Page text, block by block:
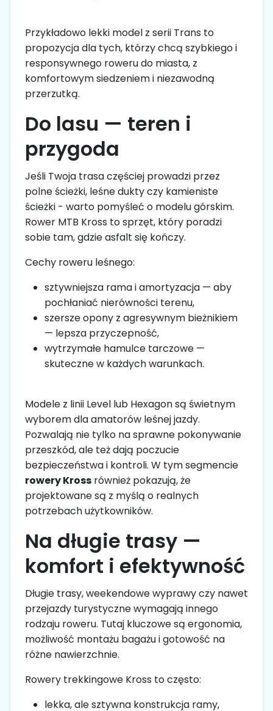
Przykładowo lekki model z serii Trans to
propozycja dla tych, którzy chcą szybkiego i
responsywnego roweru do miasta, z
komfortowym siedzeniem i niezawodną
przerzutką.
Do lasu — teren i
przygoda
Jeśli Twoja trasa częściej prowadzi przez
polne ścieżki, leśne dukty czy kamieniste
ścieżki - warto pomyśleć o modelu górskim.
Rower MTB Kross to sprzęt, który poradzi
sobie tam, gdzie asfalt się kończy.
Cechy roweru leśnego:
sztywniejsza rama i amortyzacja — aby
pochłaniać nierówności terenu,
szersze opony z agresywnym bieżnikiem
— lepsza przyczepność,
wytrzymałe hamulce tarczowe —
skuteczne w każdych warunkach.
Modele z linii Level lub Hexagon są świetnym
wyborem dla amatorów leśnej jazdy.
Pozwalają nie tylko na sprawne pokonywanie
przeszkód, ale też dają poczucie
bezpieczeństwa i kontroli. W tym segmencie
rowery Kross również pokazują, że
projektowane są z myślą o realnych
potrzebach użytkowników.
Na długie trasy —
komfort i efektywność
Długie trasy, weekendowe wyprawy czy nawet
przejazdy turystyczne wymagają innego
rodzaju roweru. Tutaj kluczowe są ergonomia,
możliwość montażu bagażu i gotowość na
różne nawierzchnie.
Rowery trekkingowe Kross to często:
lekka, ale sztywna konstrukcja ramy,